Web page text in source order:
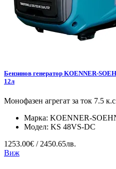
Бензинов генератор KOENNER-
12л
Монофазен агрегат за ток 7.5
Марка: KOENNER-
Модел: KS 48VS-DC
1253.00€ / 2450.65лв.
Виж